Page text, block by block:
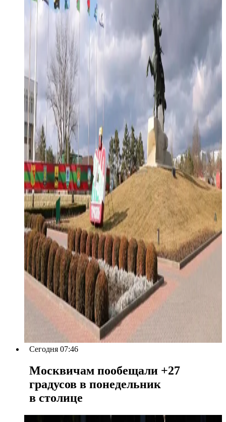
Сегодня 07:46
Москвичам пообещали +27
градусов в понедельник
в столице